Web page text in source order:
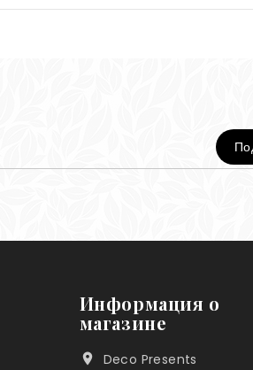
Информация о
магазине

Deco Presents